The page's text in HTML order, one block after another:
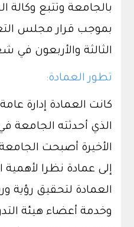
بالجامعة وتتبع وكالة
بموجب قرار مجلس
الثالثة والأربعون في
تطور العمادة:
كانت العمادة إدارة
الذي أحدثته
الأخيرة أصبحت الجامعة
إلى عمادة نظرا لأهمية
العمادة لتحقيق رؤية
وخدمة أعضاء هيئة